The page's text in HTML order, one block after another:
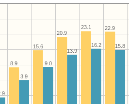
22.9
23.1
20.9
15.6
8.9
15.8
16.2
13.9
9.0
3.9